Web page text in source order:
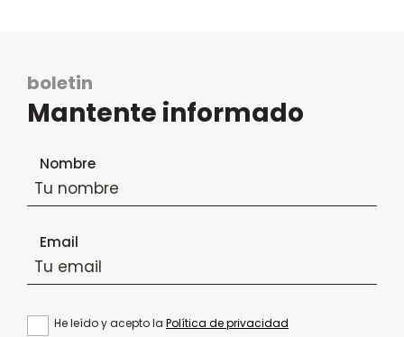
boletin
Mantente informado
Formulario de suscripción al boletín
Nombre
Email
He leído y acepto la Política de privacidad